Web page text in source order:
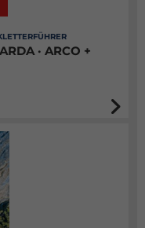
· ARCO +